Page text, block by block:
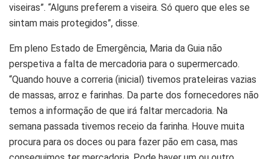
viseiras”. “Alguns preferem a viseira. Só quero que eles se
sintam mais protegidos”, disse.
Em pleno Estado de Emergência, Maria da Guia não
perspetiva a falta de mercadoria para o supermercado.
“Quando houve a correria (inicial) tivemos prateleiras vazias
de massas, arroz e farinhas. Da parte dos fornecedores não
temos a informação de que irá faltar mercadoria. Na
semana passada tivemos receio da farinha. Houve muita
procura para os doces ou para fazer pão em casa, mas